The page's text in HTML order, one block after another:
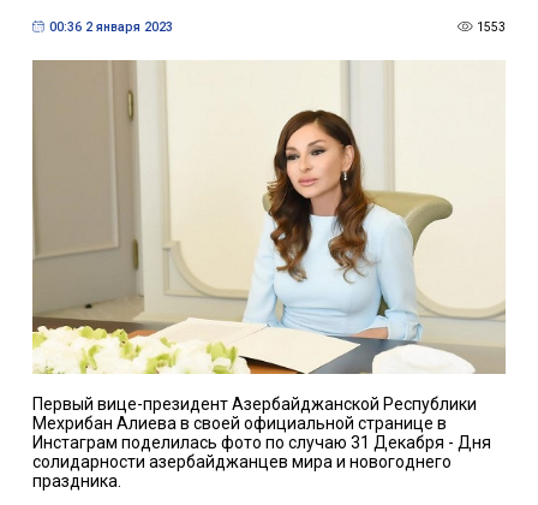
00:36 2 января 2023 1553
Первый вице-президент Азербайджанской Республики
Мехрибан Алиева в своей официальной странице в
Инстаграм поделилась фото по случаю 31 Декабря - Дня
солидарности азербайджанцев мира и новогоднего
праздника.